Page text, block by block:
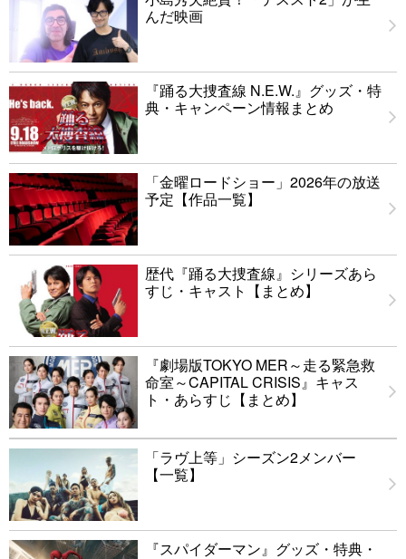
んだ映画
『踊る大捜査線 N.E.W.』グッズ・特
典・キャンペーン情報まとめ
「金曜ロードショー」2026年の放送
予定【作品一覧】
歴代『踊る大捜査線』シリーズあら
すじ・キャスト【まとめ】
『劇場版TOKYO MER～走る緊急救
命室～CAPITAL CRISIS』キャス
ト・あらすじ【まとめ】
「ラヴ上等」シーズン2メンバー
【一覧】
『スパイダーマン』グッズ・特典・